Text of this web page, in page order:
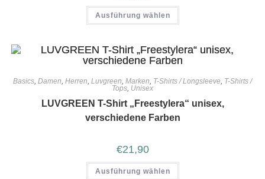
Ausführung wählen
Basics Damen Herren Luvgreen Marken T-Shirts / Longsleeve T-Shirts /
Tops Unisex
LUVGREEN T-Shirt „Freestylera“ unisex,
verschiedene Farben
€21,90
Ausführung wählen